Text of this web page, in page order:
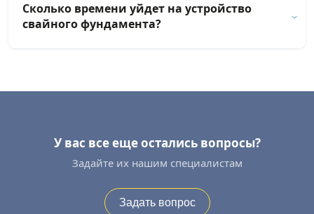
Сколько времени уйдет на устройство
свайного фундамента?
У вас все еще остались вопросы?
Задайте их нашим специалистам
Задать вопрос